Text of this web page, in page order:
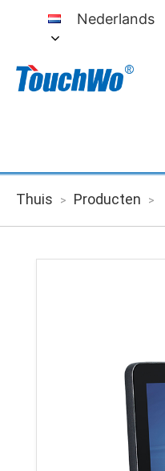
Nederlands
Thuis > Producten >